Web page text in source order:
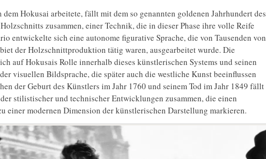
Hokusai arbeitete, fällt mit dem so genannten goldenen Jahrhundert des
zusammen, einer Technik, die in dieser Phase ihre volle Reife
entwickelte sich eine autonome figurative Sprache, die von Tausenden von
der Holzschnittproduktion tätig waren, ausgearbeitet wurde. Die
auf Hokusais Rolle innerhalb dieses künstlerischen Systems und seinen
visuellen Bildsprache, die später auch die westliche Kunst beeinflussen
der Geburt des Künstlers im Jahr 1760 und seinem Tod im Jahr 1849 fällt
stilistischer und technischer Entwicklungen zusammen, die einen
einer modernen Dimension der künstlerischen Darstellung markieren.